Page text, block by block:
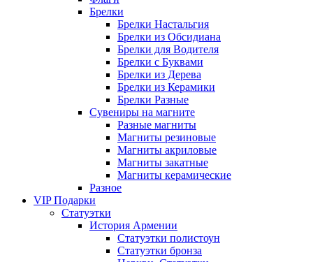
Брелки
Брелки Настальгия
Брелки из Обсидиана
Брелки для Водителя
Брелки с Буквами
Брелки из Дерева
Брелки из Керамики
Брелки Разные
Сувениры на магните
Разные магниты
Магниты резиновые
Магниты акриловые
Магниты закатные
Магниты керамические
Разное
VIP Подарки
Статуэтки
История Армении
Статуэтки полистоун
Статуэтки бронза